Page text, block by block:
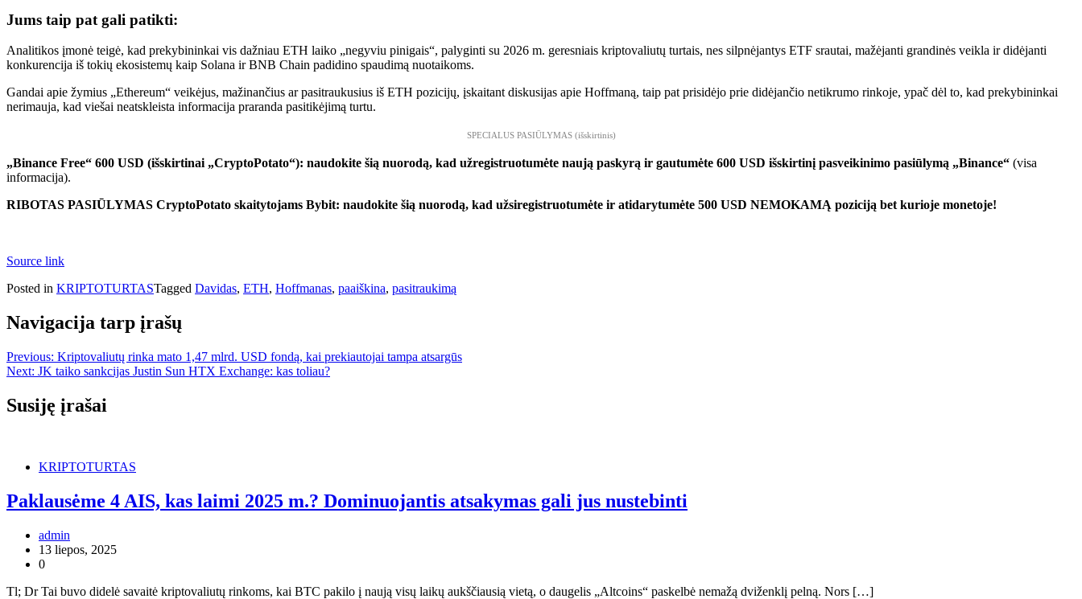
Jums taip pat gali patikti:
Analitikos įmonė teigė, kad prekybininkai vis dažniau ETH laiko „negyviu pinigais“, palyginti su 2026 m. geresniais kriptovaliutų turtais, nes silpnėjantys ETF srautai, mažėjanti grandinės veikla ir didėjanti
konkurencija iš tokių ekosistemų kaip Solana ir BNB Chain padidino spaudimą nuotaikoms.
Gandai apie žymius „Ethereum“ veikėjus, mažinančius ar pasitraukusius iš ETH pozicijų, įskaitant diskusijas apie Hoffmaną, taip pat prisidėjo prie didėjančio netikrumo rinkoje, ypač dėl to, kad prekybininkai
nerimauja, kad viešai neatskleista informacija praranda pasitikėjimą turtu.
SPECIALUS PASIŪLYMAS (išskirtinis)
„Binance Free“ 600 USD (išskirtinai „CryptoPotato“): naudokite šią nuorodą, kad užregistruotumėte naują paskyrą ir gautumėte 600 USD išskirtinį pasveikinimo pasiūlymą „Binance“ (visa
informacija).
RIBOTAS PASIŪLYMAS CryptoPotato skaitytojams Bybit: naudokite šią nuorodą, kad užsiregistruotumėte ir atidarytumėte 500 USD NEMOKAMĄ poziciją bet kurioje monetoje!
Source link
Posted in KRIPTOTURTASTagged Davidas, ETH, Hoffmanas, paaiškina, pasitraukimą
Navigacija tarp įrašų
Previous: Kriptovaliutų rinka mato 1,47 mlrd. USD fondą, kai prekiautojai tampa atsargūs
Next: JK taiko sankcijas Justin Sun HTX Exchange: kas toliau?
Susiję įrašai
KRIPTOTURTAS
Paklausėme 4 AIS, kas laimi 2025 m.? Dominuojantis atsakymas gali jus nustebinti
admin
13 liepos, 2025
0
Tl; Dr Tai buvo didelė savaitė kriptovaliutų rinkoms, kai BTC pakilo į naują visų laikų aukščiausią vietą, o daugelis „Altcoins“ paskelbė nemažą dviženklį pelną. Nors […]